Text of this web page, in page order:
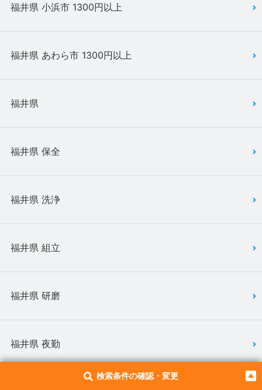
検索条件の確認・変更
福井県 小浜市 1300円以上
福井県 あわら市 1300円以上
福井県
福井県 保全
福井県 洗浄
福井県 組立
福井県 研磨
福井県 夜勤